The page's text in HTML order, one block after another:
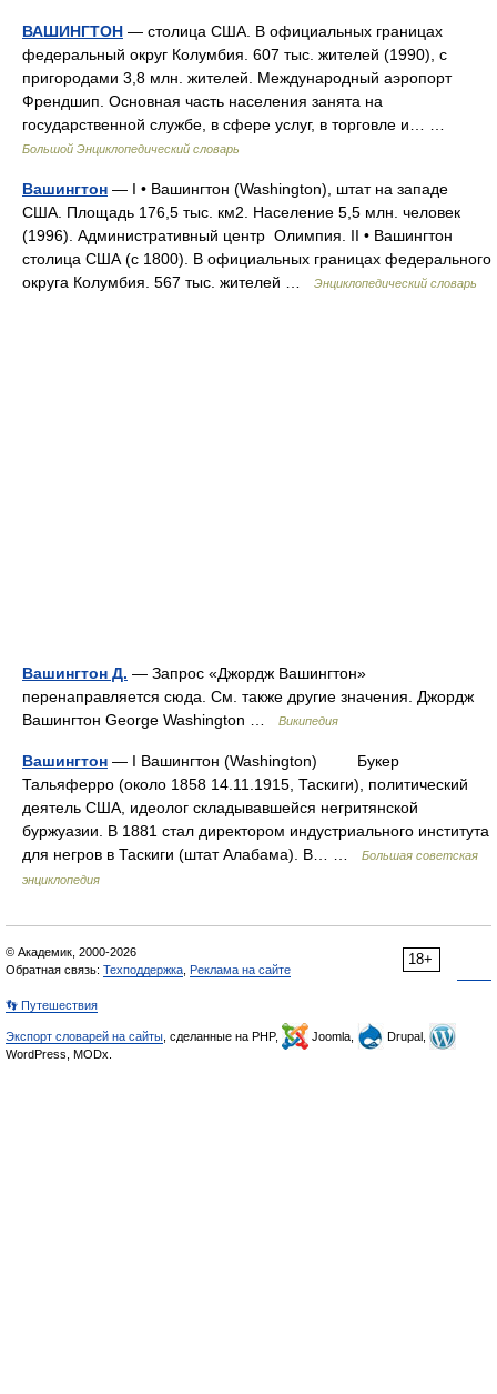
ВАШИНГТОН — столица США. В официальных границах
федеральный округ Колумбия. 607 тыс. жителей (1990), с
пригородами 3,8 млн. жителей. Международный аэропорт
Френдшип. Основная часть населения занята на
государственной службе, в сфере услуг, в торговле и… …
Большой Энциклопедический словарь
Вашингтон — I • Вашингтон (Washington), штат на западе
США. Площадь 176,5 тыс. км2. Население 5,5 млн. человек
(1996). Административный центр Олимпия. II • Вашингтон
столица США (с 1800). В официальных границах федерального
округа Колумбия. 567 тыс. жителей …
Энциклопедический словарь
Вашингтон Д. — Запрос «Джордж Вашингтон»
перенаправляется сюда. Cм. также другие значения. Джордж
Вашингтон George Washington …
Википедия
Вашингтон — I Вашингтон (Washington) Букер
Тальяферро (около 1858 14.11.1915, Таскиги), политический
деятель США, идеолог складывавшейся негритянской
буржуазии. В 1881 стал директором индустриального института
для негров в Таскиги (штат Алабама). В… …
Большая советская
энциклопедия
18+
© Академик, 2000-2026
Обратная связь: Техподдержка Реклама на сайте
👣 Путешествия
Экспорт словарей на сайты , сделанные на PHP, Joomla,
Drupal,
WordPress, MODx.